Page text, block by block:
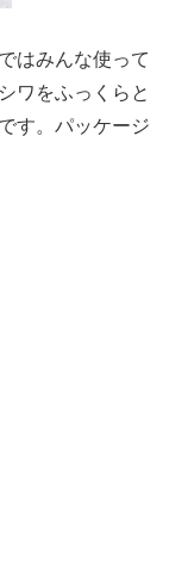
はみんな使って
ワをふっくらと
す。パッケージ